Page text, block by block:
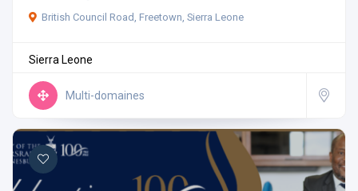
British Council Road, Freetown, Sierra Leone
Sierra Leone
Multi-domaines